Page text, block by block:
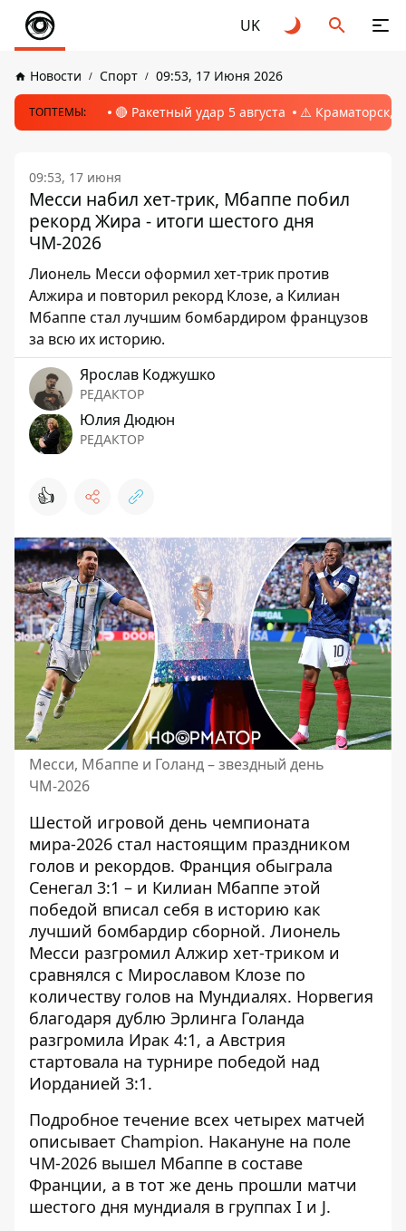
UK
Новости Спорт 09:53, 17 Июня 2026
ТОПТЕМЫ: 🔴 Ракетный удар 5 августа ⚠️ Краматорск,
09:53, 17 июня
Месси набил хет-трик, Мбаппе побил
рекорд Жира - итоги шестого дня
ЧМ-2026
Лионель Месси оформил хет-трик против
Алжира и повторил рекорд Клозе, а Килиан
Мбаппе стал лучшим бомбардиром французов
за всю их историю.
Ярослав Коджушко
РЕДАКТОР
Юлия Дюдюн
РЕДАКТОР
👍
Месси, Мбаппе и Голанд – звездный день
ЧМ-2026
Шестой игровой день чемпионата
мира-2026 стал настоящим праздником
голов и рекордов. Франция обыграла
Сенегал 3:1 – и Килиан Мбаппе этой
победой вписал себя в историю как
лучший бомбардир сборной. Лионель
Месси разгромил Алжир хет-триком и
сравнялся с Мирославом Клозе по
количеству голов на Мундиалях. Норвегия
благодаря дублю Эрлинга Голанда
разгромила Ирак 4:1, а Австрия
стартовала на турнире победой над
Иорданией 3:1.
Подробное течение всех четырех матчей
описывает Champion. Накануне на поле
ЧМ-2026 вышел Мбаппе в составе
Франции, а в тот же день прошли матчи
шестого дня мундиаля в группах I и J.